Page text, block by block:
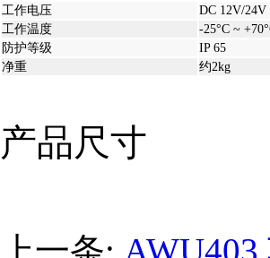
工作电压
DC 12V/24V
工作温度
-25°C ~
防护等级
IP 65
净重
约2kg
产品尺寸